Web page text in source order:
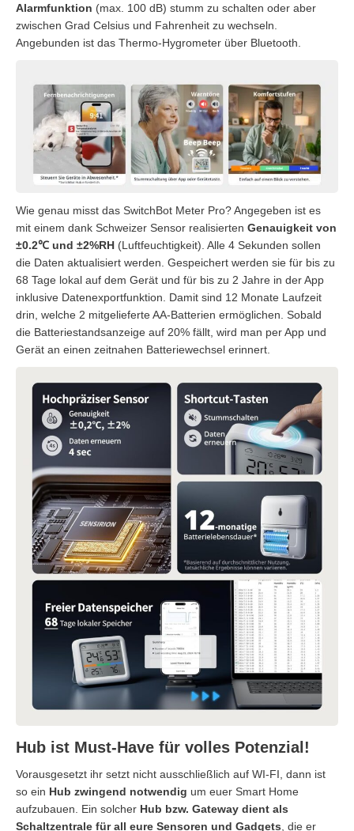
Alarmfunktion (max. 100 dB) stumm zu schalten oder aber
zwischen Grad Celsius und Fahrenheit zu wechseln.
Angebunden ist das Thermo-Hygrometer über Bluetooth.
Wie genau misst das SwitchBot Meter Pro? Angegeben ist es
mit einem dank Schweizer Sensor realisierten Genauigkeit von
±0.2℃ und ±2%RH (Luftfeuchtigkeit). Alle 4 Sekunden sollen
die Daten aktualisiert werden. Gespeichert werden sie für bis zu
68 Tage lokal auf dem Gerät und für bis zu 2 Jahre in der App
inklusive Datenexportfunktion. Damit sind 12 Monate Laufzeit
drin, welche 2 mitgelieferte AA-Batterien ermöglichen. Sobald
die Batteriestandsanzeige auf 20% fällt, wird man per App und
Gerät an einen zeitnahen Batteriewechsel erinnert.
Hub ist Must-Have für volles Potenzial!
Vorausgesetzt ihr setzt nicht ausschließlich auf WI-FI, dann ist
so ein Hub zwingend notwendig um euer Smart Home
aufzubauen. Ein solcher Hub bzw. Gateway dient als
Schaltzentrale für all eure Sensoren und Gadgets, die er